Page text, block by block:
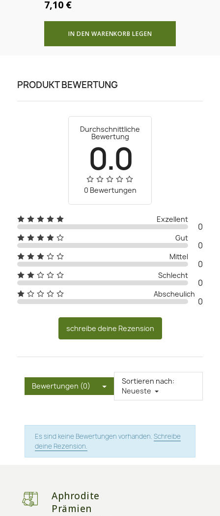
7,10 €
IN DEN WARENKORB LEGEN
PRODUKT BEWERTUNG
Durchschnittliche
Bewertung
0.0
0 Bewertungen
Exzellent
0
Gut
0
Mittel
0
Schlecht
0
Abscheulich
0
schreibe deine Rezension
Bewertungen (0)
Sortieren nach:
Neueste
Es sind keine Bewertungen vorhanden. Schreibe
deine Rezension.
Aphrodite
Prämien